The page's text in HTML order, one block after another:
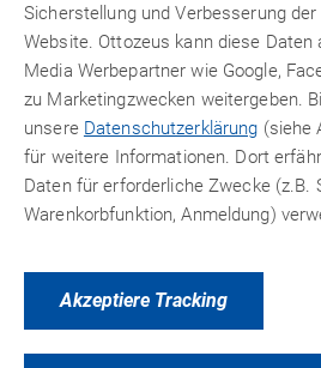
Detailinformationen
Technische Merkmale
PRODUKTVARIANTEN
Sicherstellung und Verbesserung
Website. Ottozeus kann diese Daten
Media Werbepartner wie Google,
zu Marketingzwecken weitergeben.
unsere Datenschutzerklärung (siehe
für weitere Informationen. Dort
Daten für erforderliche Zwecke (z.B.
Warenkorbfunktion, Anmeldung)
Akzeptiere Tracking